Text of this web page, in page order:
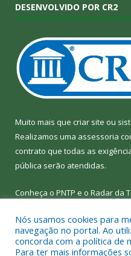
DESENVOLVIDO POR CR2
Muito mais que criar site ou
Realizamos uma assessoria
contrato que todas as
pública serão atendidas.
Conheça o PNTP e o Radar da
Nós usamos cookies para
navegação no portal. Ao
concorda com a política de
Para ter mais informações